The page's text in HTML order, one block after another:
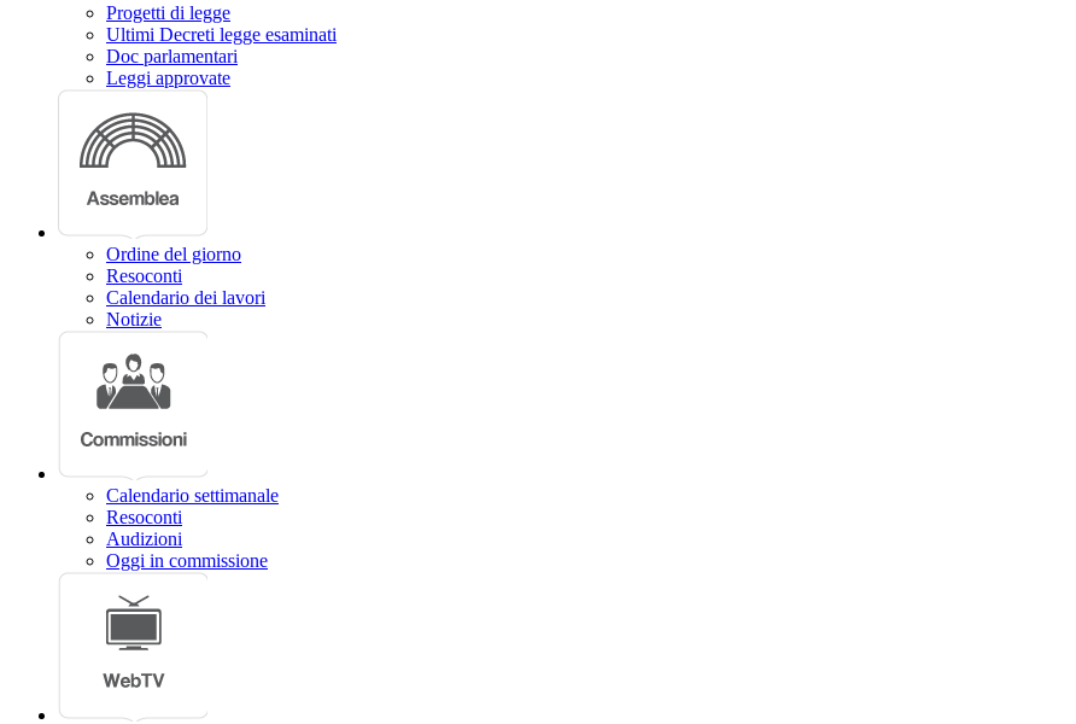
Progetti di legge
Ultimi Decreti legge esaminati
Doc parlamentari
Leggi approvate
Ordine del giorno
Resoconti
Calendario dei lavori
Notizie
Calendario settimanale
Resoconti
Audizioni
Oggi in commissione